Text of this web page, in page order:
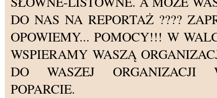
DO NAS NA REPORTAŻ ????
OPOWIEMY... POMOCY!!! W
WSPIERAMY WASZĄ
DO WASZEJ ORGANIZACJI
POPARCIE.